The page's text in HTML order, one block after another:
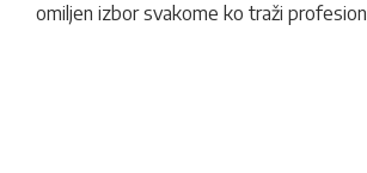
omiljen izbor svakome ko traži